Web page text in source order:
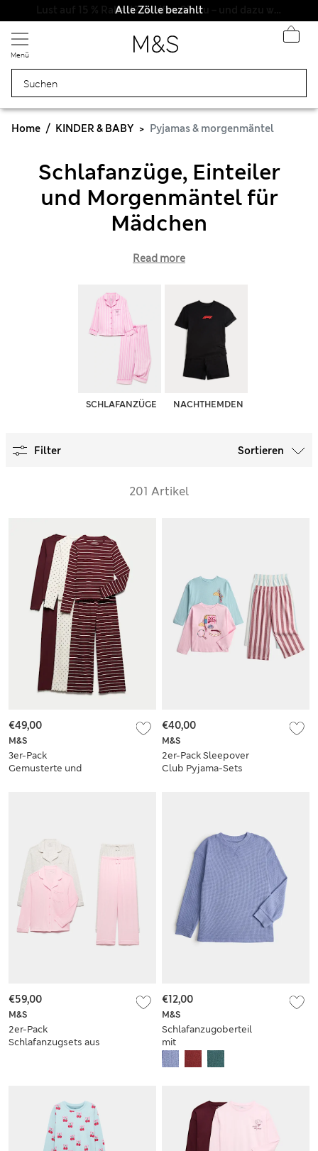
Alle Zölle bezahlt
Menü
Home KINDER & BABY Pyjamas & morgenmäntel
Schlafanzüge, Einteiler
und Morgenmäntel für
Mädchen
Read more
SCHLAFANZÜGE NACHTHEMDEN
Filter Sortieren
201 Artikel
M&S
3er-Pack
Gemusterte und
€49,00
M&S
2er-Pack Sleepover
Club Pyjama-Sets
€40,00
M&S
2er-Pack
Schlafanzugsets aus
€59,00
M&S
Schlafanzugoberteil
mit
Rundhalsausschnitt
und Waffelmuster
€12,00